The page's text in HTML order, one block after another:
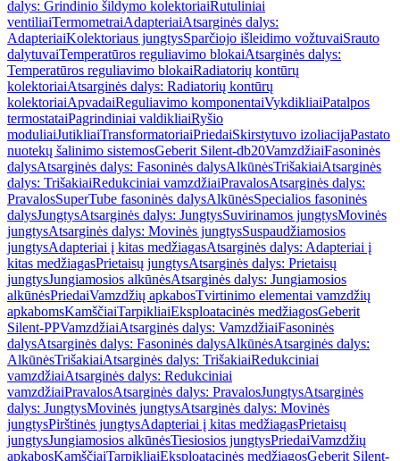
dalys: Grindinio šildymo kolektoriaiRutuliniai
ventiliaiTermometraiAdapteriaiAtsarginės dalys:
AdapteriaiKolektoriaus jungtysSparčiojo išleidimo vožtuvaiSrauto
dalytuvaiTemperatūros reguliavimo blokaiAtsarginės dalys:
Temperatūros reguliavimo blokaiRadiatorių kontūrų
kolektoriaiAtsarginės dalys: Radiatorių kontūrų
kolektoriaiApvadaiReguliavimo komponentaiVykdikliaiPatalpos
termostataiPagrindiniai valdikliaiRyšio
moduliaiJutikliaiTransformatoriaiPriedaiSkirstytuvo izoliacijaPastato
nuotekų šalinimo sistemosGeberit Silent-db20VamzdžiaiFasoninės
dalysAtsarginės dalys: Fasoninės dalysAlkūnėsTrišakiaiAtsarginės
dalys: TrišakiaiRedukciniai vamzdžiaiPravalosAtsarginės dalys:
PravalosSuperTube fasoninės dalysAlkūnėsSpecialios fasoninės
dalysJungtysAtsarginės dalys: JungtysSuvirinamos jungtysMovinės
jungtysAtsarginės dalys: Movinės jungtysSuspaudžiamosios
jungtysAdapteriai į kitas medžiagasAtsarginės dalys: Adapteriai į
kitas medžiagasPrietaisų jungtysAtsarginės dalys: Prietaisų
jungtysJungiamosios alkūnėsAtsarginės dalys: Jungiamosios
alkūnėsPriedaiVamzdžių apkabosTvirtinimo elementai vamzdžių
apkabomsKamščiaiTarpikliaiEksploatacinės medžiagosGeberit
Silent-PPVamzdžiaiAtsarginės dalys: VamzdžiaiFasoninės
dalysAtsarginės dalys: Fasoninės dalysAlkūnėsAtsarginės dalys:
AlkūnėsTrišakiaiAtsarginės dalys: TrišakiaiRedukciniai
vamzdžiaiAtsarginės dalys: Redukciniai
vamzdžiaiPravalosAtsarginės dalys: PravalosJungtysAtsarginės
dalys: JungtysMovinės jungtysAtsarginės dalys: Movinės
jungtysPirštinės jungtysAdapteriai į kitas medžiagasPrietaisų
jungtysJungiamosios alkūnėsTiesiosios jungtysPriedaiVamzdžių
apkabosKamščiaiTarpikliaiEksploatacinės medžiagosGeberit Silent-